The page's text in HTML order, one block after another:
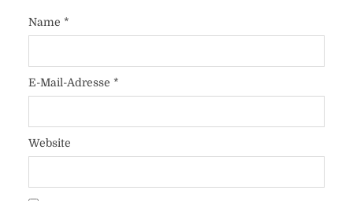
Name *
E-Mail-Adresse *
Website